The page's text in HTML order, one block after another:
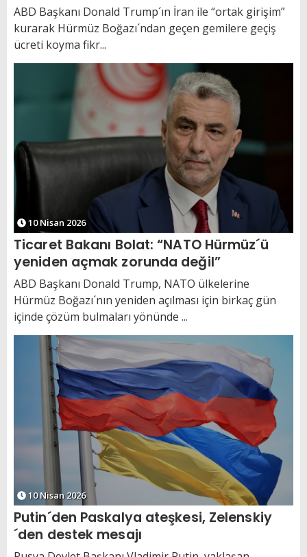
ABD Başkanı Donald Trump´ın İran ile “ortak girişim”
kurarak Hürmüz Boğazı´ndan geçen gemilere geçiş
ücreti koyma fikr...
10 Nisan 2026
Ticaret Bakanı Bolat: “NATO Hürmüz´ü
yeniden açmak zorunda değil”
ABD Başkanı Donald Trump, NATO ülkelerine
Hürmüz Boğazı´nın yeniden açılması için birkaç gün
içinde çözüm bulmaları yönünde ...
10 Nisan 2026
Putin´den Paskalya ateşkesi, Zelenskiy
´den destek mesajı